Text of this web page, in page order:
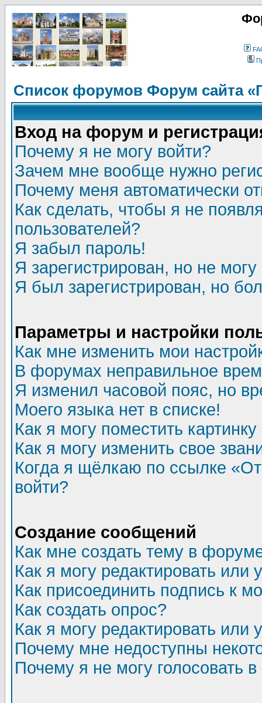
Список форумов Форум сайта
Вход на форум и
Почему я не могу войти?
Зачем мне вообще нужно
Почему меня автоматически
Как сделать, чтобы я не
пользователей?
Я забыл пароль!
Я зарегистрирован, но не могу
Я был зарегистрирован, но
Параметры и настройки
Как мне изменить мои
В форумах неправильное
Я изменил часовой пояс, но
Моего языка нет в списке!
Как я могу поместить
Как я могу изменить свое
Когда я щёлкаю по ссылке
войти?
Создание сообщений
Как мне создать тему в
Как я могу редактировать или
Как присоединить подпись к
Как создать опрос?
Как я могу редактировать или
Почему мне недоступны
Почему я не могу голосовать